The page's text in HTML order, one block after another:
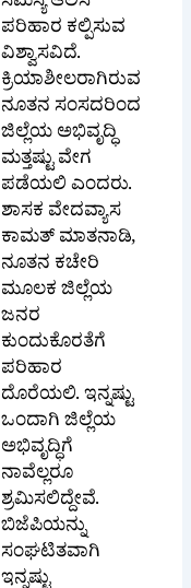
ವಿಶ್ವಾಸವಿದೆ.
ಕ್ರಿಯಾಶೀಲರಾಗಿರುವ
ನೂತನ ಸಂಸದರಿಂದ
ಜಿಲ್ಲೆಯ ಅಭಿವೃದ್ಧಿ
ಮತ್ತಷ್ಟು ವೇಗ
ಪಡೆಯಲಿ ಎಂದರು.
ಶಾಸಕ ವೇದವ್ಯಾಸ
ಕಾಮತ್ ಮಾತನಾಡಿ,
ನೂತನ ಕಚೇರಿ
ಮೂಲಕ ಜಿಲ್ಲೆಯ
ಜನರ
ಕುಂದುಕೊರತೆಗೆ
ಪರಿಹಾರ ದೊರೆಯಲಿ.
ಇನ್ನಷ್ಟು ಒಂದಾಗಿ
ಜಿಲ್ಲೆಯ ಅಭಿವೃದ್ಧಿಗೆ
ನಾವೆಲ್ಲರೂ
ಶ್ರಮಿಸಲಿದ್ದೇವೆ.
ಬಿಜೆಪಿಯನ್ನು
ಸಂಘಟಿತವಾಗಿ
ಇನ್ನಷ್ಟು
ಬಲಗೊಳಿಸಲು
ಬದ್ದರಿದ್ದೇವೆ. ಇದಕ್ಕಾಗಿ